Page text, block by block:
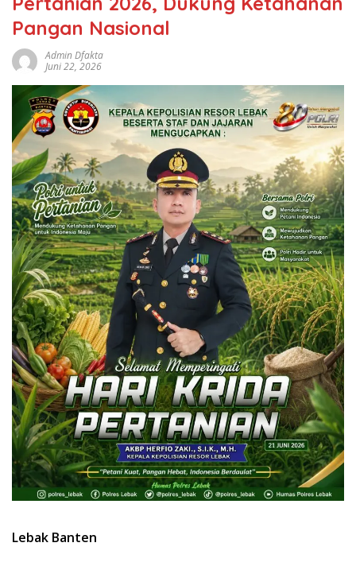
Pangan Nasional
Admin Dfakta
Juni 22, 2026
Lebak Banten